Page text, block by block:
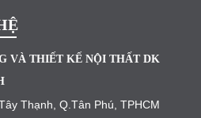
VÀ THIẾT KẾ NỘI THẤT DK
Thạnh, Q.Tân Phú, TPHCM